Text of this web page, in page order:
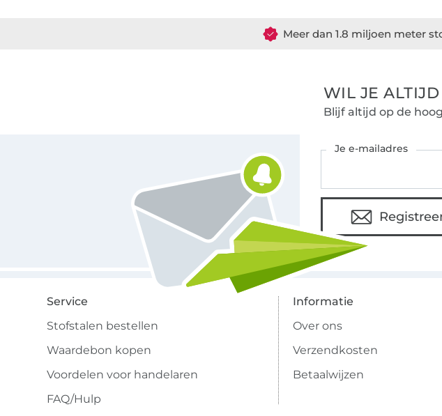
Meer dan 1.8 miljoen meter
WIL JE
Blijf altijd op de
Je e-mailadres
Service
Stofstalen bestellen
Waardebon kopen
Voordelen voor handelaren
FAQ/Hulp
Informatie
Over ons
Verzendkosten
Betaalwijzen